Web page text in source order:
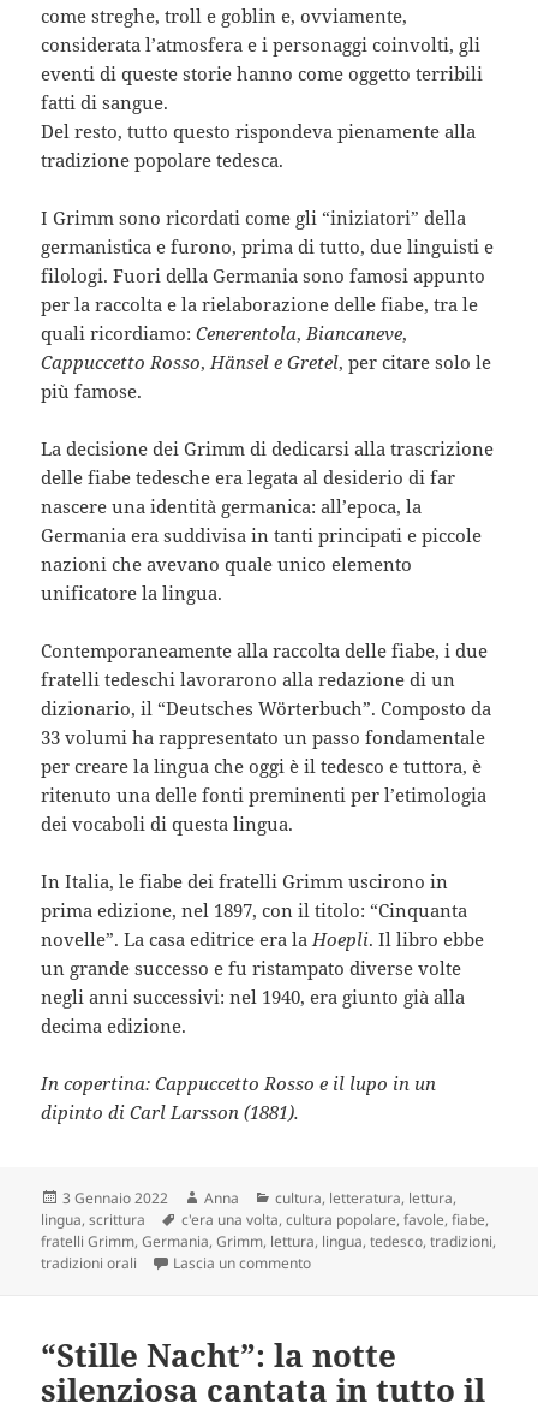
come streghe, troll e goblin e, ovviamente,
considerata l’atmosfera e i personaggi coinvolti, gli
eventi di queste storie hanno come oggetto terribili
fatti di sangue.
Del resto, tutto questo rispondeva pienamente alla
tradizione popolare tedesca.
I Grimm sono ricordati come gli “iniziatori” della
germanistica e furono, prima di tutto, due linguisti e
filologi. Fuori della Germania sono famosi appunto
per la raccolta e la rielaborazione delle fiabe, tra le
quali ricordiamo:Cenerentola, Biancaneve,
Cappuccetto Rosso, Hänsel e Gretel, per citare solo le
più famose.
La decisione dei Grimm di dedicarsi alla trascrizione
delle fiabe tedesche era legata al desiderio di far
nascere una identità germanica: all’epoca, la
Germania era suddivisa in tanti principati e piccole
nazioni che avevano quale unico elemento
unificatore la lingua.
Contemporaneamente alla raccolta delle fiabe, i due
fratelli tedeschi lavorarono alla redazione di un
dizionario, il “Deutsches Wörterbuch”. Composto da
33 volumi ha rappresentato un passo fondamentale
per creare la lingua che oggi è il tedesco e tuttora, è
ritenuto una delle fonti preminenti per l’etimologia
dei vocaboli di questa lingua.
In Italia, le fiabe dei fratelli Grimm uscirono in
prima edizione, nel 1897, con il titolo: “Cinquanta
novelle”. La casa editrice era la Hoepli. Il libro ebbe
un grande successo e fu ristampato diverse volte
negli anni successivi: nel 1940, era giunto già alla
decima edizione.
In copertina: Cappuccetto Rosso e il lupo in un
dipinto di Carl Larsson (1881).
Scritto
il
3 Gennaio 2022 Autore
Anna Categorie
cultura, letteratura, lettura,
lingua,scrittura Tag
c'era una volta,cultura popolare,favole,fiabe,
fratelli Grimm,Germania,Grimm, lettura, lingua,tedesco,tradizioni,
tradizioni orali
Lascia un commentosu Chi non conosce le fiabe dei
“Stille Nacht”: la notte
silenziosa cantata in tutto il